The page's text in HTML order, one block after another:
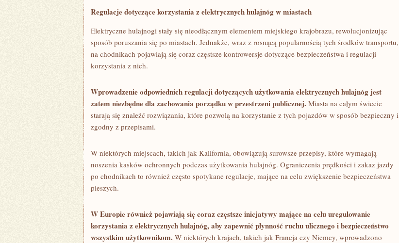
Regulacje dotyczące korzystania‌ z elektrycznych hulajnóg⁤ w miastach
Elektryczne hulajnogi ‍stały się nieodłącznym elementem miejskiego krajobrazu, rewolucjonizując
sposób ‌poruszania się ⁤po miastach. Jednakże,⁤ wraz z rosnącą popularnością tych środków transportu,
na chodnikach pojawiają się coraz częstsze kontrowersje dotyczące bezpieczeństwa i regulacji
korzystania z nich.
Wprowadzenie odpowiednich regulacji dotyczących użytkowania elektrycznych hulajnóg jest
zatem niezbędne dla zachowania porządku w przestrzeni publicznej. Miasta na całym ​świecie
starają​ się znaleźć rozwiązania, które pozwolą na korzystanie z tych pojazdów w sposób bezpieczny⁣ i
zgodny z przepisami.
W niektórych‍ miejscach, takich jak Kalifornia, obowiązują surowsze przepisy, które wymagają
noszenia kasków⁢ ochronnych podczas użytkowania hulajnóg. Ograniczenia prędkości i zakaz ​jazdy⁤
po chodnikach​ to również często spotykane regulacje, mające na celu zwiększenie ‌bezpieczeństwa
pieszych.
W Europie również pojawiają się ​coraz częstsze inicjatywy mające na ‌celu uregulowanie
korzystania⁣ z elektrycznych hulajnóg, aby zapewnić płynność ruchu ulicznego i bezpieczeństwo
wszystkim⁤ użytkownikom. W niektórych krajach,⁤ takich jak Francja czy ‌Niemcy, wprowadzono